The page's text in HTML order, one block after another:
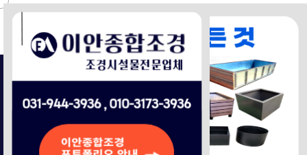
Login 장바구니 주문조회